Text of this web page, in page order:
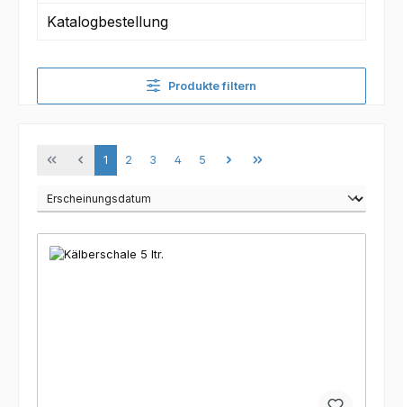
Katalogbestellung
Produkte filtern
Seite
1 Seite
2 Seite
3 Seite
4 Seite
5